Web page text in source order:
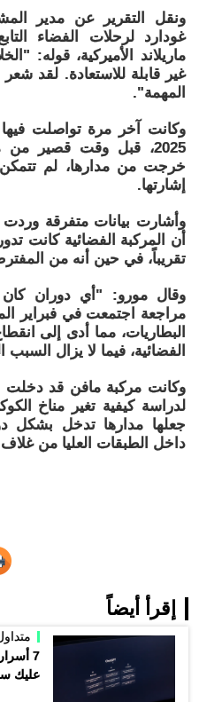
ونقل التقرير عن مدير
غودارد لرحلات الفضاء
ماريلاند الأميركية، قوله:
غير قابلة للاستعادة. لقد
المهمة".
وكانت آخر مرة تواصلت
2025، قبل وقت قصير
خرجت من مدارها، لم تتمكن
إشارتها.
وأشارت بيانات متفرقة
تقريباً، في حين أنه من
وقال مورو: "أي دوران
مراجعة اجتمعت في فبراير
البطاريات، مما أدى إلى
الفضائية، فيما لا يزال
لدراسة كيفية تغير مناخ
جعلها مدارها تدخل بشكل
داخل الطبقات العليا من
إقرأ أيضاً
7
عليك